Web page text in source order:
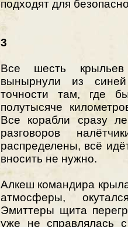
подходят для
3
Все шесть крыльев
вынырнули из
точности там, где
полутысяче
Все корабли сразу
разговоров
распределены, всё
вносить не нужно.
Алкеш командира
атмосферы,
Эмиттеры щита
уже не справлялась